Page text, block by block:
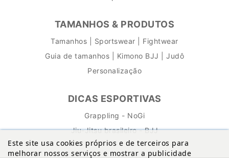
TAMANHOS & PRODUTOS
Tamanhos | Sportswear | Fightwear
Guia de tamanhos | Kimono BJJ | Judô
Personalização
DICAS ESPORTIVAS
Grappling - NoGi
Jiu-Jitsu brasileiro - BJJ
Este site usa cookies próprios e de terceiros para
melhorar nossos serviços e mostrar a publicidade